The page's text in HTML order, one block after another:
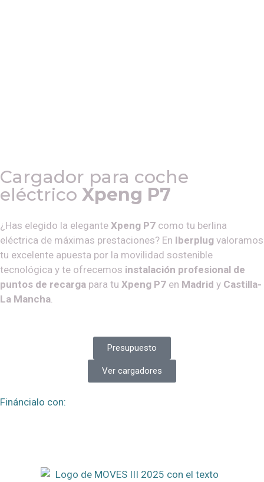
Cargador para coche
eléctrico Xpeng P7
¿Has elegido la elegante Xpeng P7 como tu berlina
eléctrica de máximas prestaciones? En Iberplug valoramos
tu excelente apuesta por la movilidad sostenible
tecnológica y te ofrecemos instalación profesional de
puntos de recarga para tu Xpeng P7 en Madrid y Castilla-
La Mancha.
Presupuesto
Ver cargadores
Fináncialo con: